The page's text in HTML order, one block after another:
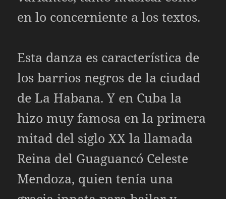
en lo concerniente a los textos.
Esta danza es característica de
los barrios negros de la ciudad
de La Habana. Y en Cuba la
hizo muy famosa en la primera
mitad del siglo XX la llamada
Reina del Guaguancó Celeste
Mendoza, quien tenía una